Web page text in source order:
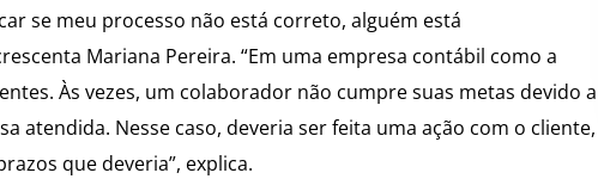
se meu processo não está correto, alguém está
Mariana Pereira. “Em uma empresa contábil como a
Às vezes, um colaborador não cumpre suas metas devido a
atendida. Nesse caso, deveria ser feita uma ação com o cliente,
que deveria”, explica.